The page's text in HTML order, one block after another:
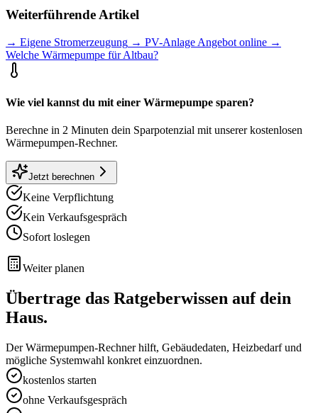
Weiterführende Artikel
→ Eigene Stromerzeugung → PV-Anlage Angebot online →
Welche Wärmepumpe für Altbau?
Wie viel kannst du mit einer Wärmepumpe sparen?
Berechne in 2 Minuten dein Sparpotenzial mit unserer kostenlosen
Wärmepumpen-Rechner.
Jetzt berechnen
Keine Verpflichtung
Kein Verkaufsgespräch
Sofort loslegen
Weiter planen
Übertrage das Ratgeberwissen auf dein
Haus.
Der Wärmepumpen-Rechner hilft, Gebäudedaten, Heizbedarf und
mögliche Systemwahl konkret einzuordnen.
kostenlos starten
ohne Verkaufsgespräch